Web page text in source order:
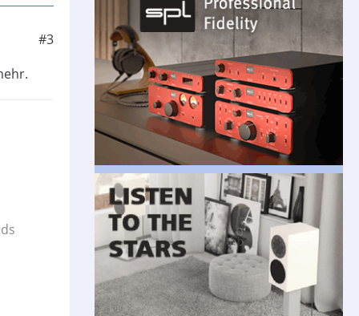
#3